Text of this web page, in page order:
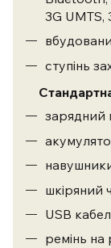
3G UMTS,
ступінь
зарядний
шкіряний
USB
ремінь на